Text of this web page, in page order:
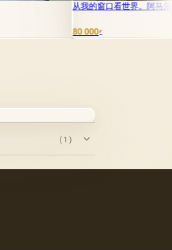
从我的窗口看世界。阿马尔菲。 意大利街
(1)